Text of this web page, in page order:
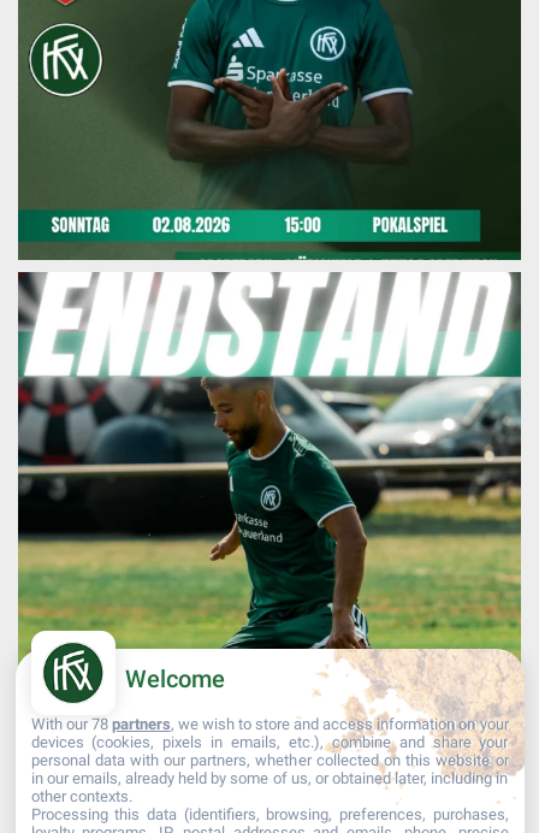
Mehr laden... Auf Instagram folgen
Welcome
With our 78 partners, we wish to store and access information on your
devices (cookies, pixels in emails, etc.), combine and share your
personal data with our partners, whether collected on this website or
in our emails, already held by some of us, or obtained later, including in
other contexts.
Processing this data (identifiers, browsing, preferences, purchases,